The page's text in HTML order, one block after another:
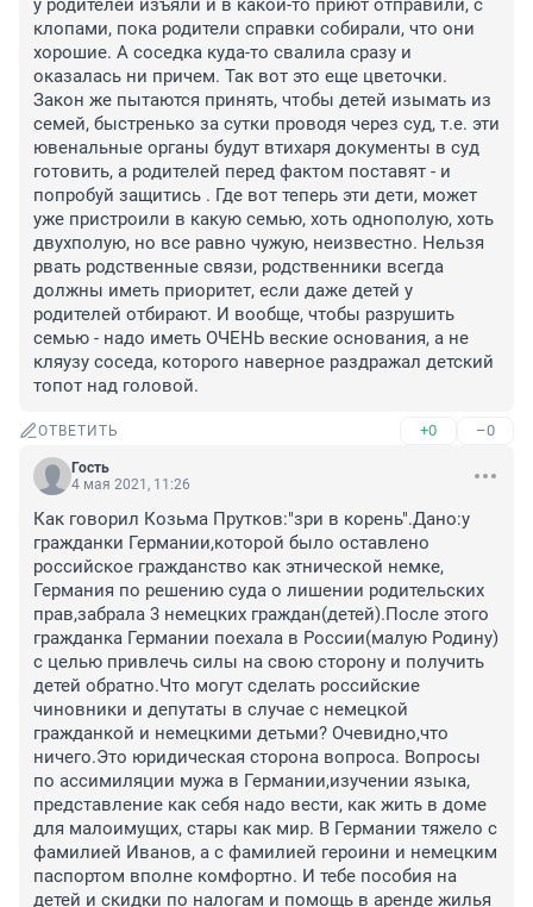
у родителей изъяли и в какой-то приют отправили, с
клопами, пока родители справки собирали, что они
хорошие. А соседка куда-то свалила сразу и
оказалась ни причем. Так вот это еще цветочки.
Закон же пытаются принять, чтобы детей изымать из
семей, быстренько за сутки проводя через суд, т.е. эти
ювенальные органы будут втихаря документы в суд
готовить, а родителей перед фактом поставят - и
попробуй защитись . Где вот теперь эти дети, может
уже пристроили в какую семью, хоть однополую, хоть
двухполую, но все равно чужую, неизвестно. Нельзя
рвать родственные связи, родственники всегда
должны иметь приоритет, если даже детей у
родителей отбирают. И вообще, чтобы разрушить
семью - надо иметь ОЧЕНЬ веские основания, а не
кляузу соседа, которого наверное раздражал детский
топот над головой.
ОТВЕТИТЬ +0 –0
Гость
4 мая 2021, 11:26
Как говорил Козьма Прутков:"зри в корень".Дано:у
гражданки Германии,которой было оставлено
российское гражданство как этнической немке,
Германия по решению суда о лишении родительских
прав,забрала 3 немецких граждан(детей).После этого
гражданка Германии поехала в России(малую Родину)
с целью привлечь силы на свою сторону и получить
детей обратно.Что могут сделать российские
чиновники и депутаты в случае с немецкой
гражданкой и немецкими детьми? Очевидно,что
ничего.Это юридическая сторона вопроса. Вопросы
по ассимиляции мужа в Германии,изучении языка,
представление как себя надо вести, как жить в доме
для малоимущих, стары как мир. В Германии тяжело с
фамилией Иванов, а с фамилией героини и немецким
паспортом вполне комфортно. И тебе пособия на
детей и скидки по налогам и помощь в аренде жилья